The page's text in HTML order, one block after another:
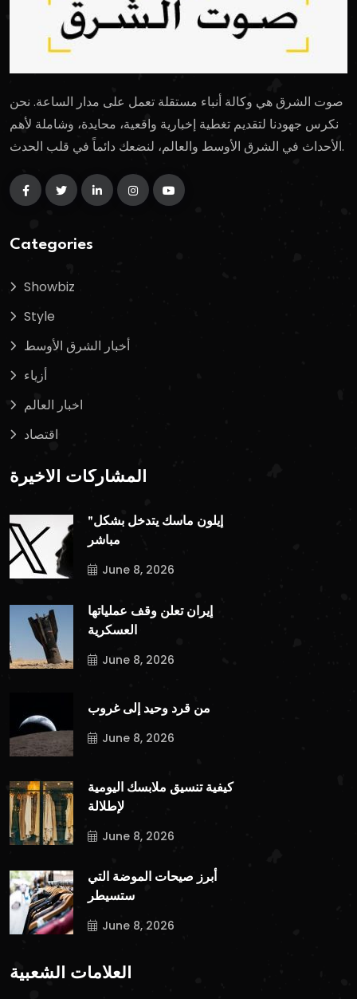
صوت الشرق هي وكالة أنباء مستقلة تعمل على مدار الساعة. نحن
نكرس جهودنا لتقديم تغطية إخبارية واقعية، محايدة، وشاملة لأهم
الأحداث في الشرق الأوسط والعالم، لنضعك دائماً في قلب الحدث.
Categories
Showbiz
Style
أخبار الشرق الأوسط
أزياء
اخبار العالم
اقتصاد
المشاركات الأخيرة
"إيلون ماسك يتدخل بشكل
مباشر
June 8, 2026
إيران تعلن وقف عملياتها
العسكرية
June 8, 2026
من قرد وحيد إلى غروب
June 8, 2026
كيفية تنسيق ملابسك اليومية
لإطلالة
June 8, 2026
أبرز صيحات الموضة التي
ستسيطر
June 8, 2026
العلامات الشعبية